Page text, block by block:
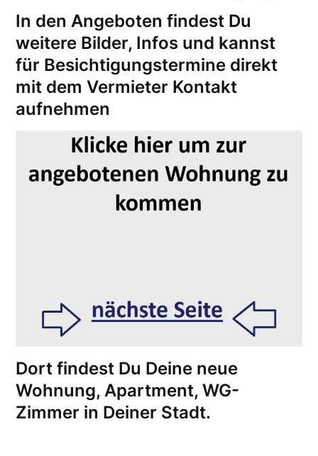
In den Angeboten findest Du
weitere Bilder, Infos und kannst
für Besichtigungstermine direkt
mit dem Vermieter Kontakt
aufnehmen
Dort findest Du Deine neue
Wohnung, Apartment, WG-
Zimmer in Deiner Stadt.